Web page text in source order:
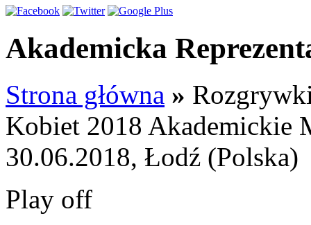
Akademicka
Strona główna »
Kobiet 2018 Akademickie
30.06.2018, Łodź (Polska)
Play off